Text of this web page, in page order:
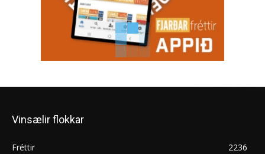
Vinsælir flokkar
Fréttir
2236